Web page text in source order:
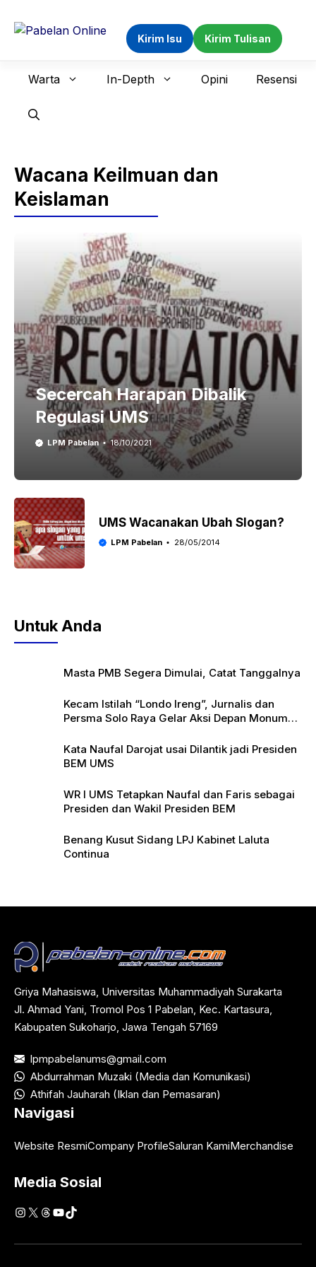
Kirim Isu Kirim Tulisan
Warta In-Depth Opini Resensi
Wacana Keilmuan dan
Keislaman
Secercah Harapan Dibalik
Regulasi UMS
LPM Pabelan 18/10/2021
UMS Wacanakan Ubah Slogan?
LPM Pabelan 28/05/2014
Untuk Anda
Masta PMB Segera Dimulai, Catat Tanggalnya
Kecam Istilah “Londo Ireng”, Jurnalis dan
Persma Solo Raya Gelar Aksi Depan Monumen
Kata Naufal Darojat usai Dilantik jadi Presiden
BEM UMS
WR I UMS Tetapkan Naufal dan Faris sebagai
Presiden dan Wakil Presiden BEM
Benang Kusut Sidang LPJ Kabinet Laluta
Continua
Griya Mahasiswa, Universitas Muhammadiyah Surakarta
Jl. Ahmad Yani, Tromol Pos 1 Pabelan, Kec. Kartasura,
Kabupaten Sukoharjo, Jawa Tengah 57169
lpmpabelanums@gmail.com
Abdurrahman Muzaki (Media dan Komunikasi)
Athifah Jauharah (Iklan dan Pemasaran)
Navigasi
Website ResmiCompany ProfileSaluran KamiMerchandise
Media Sosial
Instagram
X Threads
YouTube
TikTok